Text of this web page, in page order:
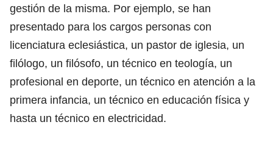
gestión de la misma. Por ejemplo, se han
presentado para los cargos personas con
licenciatura eclesiástica, un pastor de iglesia, un
filólogo, un filósofo, un técnico en teología, un
profesional en deporte, un técnico en atención a la
primera infancia, un técnico en educación física y
hasta un técnico en electricidad.